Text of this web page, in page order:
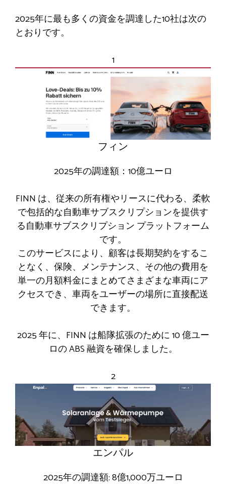
2025年に最も多くの資金を調達した10社は次の
とおりです。
1
フィン
2025年の調達額：10億ユーロ
FINN は、従来の所有権やリースに代わる、柔軟
で包括的な自動車サブスクリプションを提供す
る自動車サブスクリプション プラットフォーム
です。
このサービスにより、顧客は長期契約をするこ
となく、保険、メンテナンス、その他の費用を
単一の月額料金にまとめてさまざまな車両にア
クセスでき、車両をユーザーの場所に直接配送
できます。
2025 年に、FINN は船隊拡張のために 10 億ユー
ロの ABS 融資を確保しました。
2
エンパル
2025年の調達額: 8億1,000万ユーロ